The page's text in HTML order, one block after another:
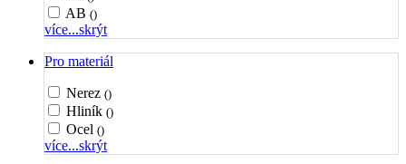
AB ()
více...skrýt
Pro materiál
Nerez ()
Hliník ()
Ocel ()
více...skrýt